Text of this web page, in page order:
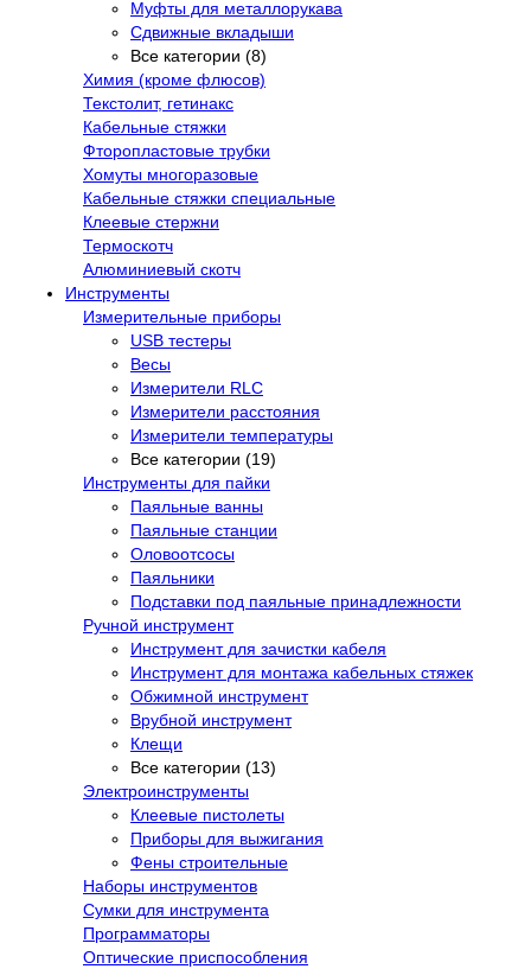
Муфты для металлорукава
Сдвижные вкладыши
Все категории (8)
Химия (кроме флюсов)
Текстолит, гетинакс
Кабельные стяжки
Фторопластовые трубки
Хомуты многоразовые
Кабельные стяжки специальные
Клеевые стержни
Термоскотч
Алюминиевый скотч
Инструменты
Измерительные приборы
USB тестеры
Весы
Измерители RLC
Измерители расстояния
Измерители температуры
Все категории (19)
Инструменты для пайки
Паяльные ванны
Паяльные станции
Оловоотсосы
Паяльники
Подставки под паяльные принадлежности
Ручной инструмент
Инструмент для зачистки кабеля
Инструмент для монтажа кабельных стяжек
Обжимной инструмент
Врубной инструмент
Клещи
Все категории (13)
Электроинструменты
Клеевые пистолеты
Приборы для выжигания
Фены строительные
Наборы инструментов
Сумки для инструмента
Программаторы
Оптические приспособления